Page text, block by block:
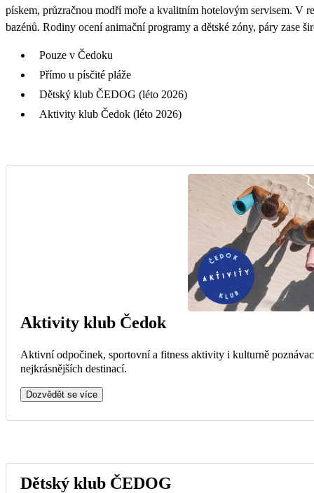
pískem, průzračnou modří moře a kvalitním hotelovým servisem. V
bazénů. Rodiny ocení animační programy a dětské zóny, páry zase
Pouze v Čedoku
Přímo u písčité pláže
Dětský klub ČEDOG (léto 2026)
Aktivity klub Čedok (léto 2026)
Aktivity klub Čedok
Aktivní odpočinek, sportovní a fitness aktivity i kulturně
nejkrásnějších destinací.
Dozvědět se více
Dětský klub ČEDOG